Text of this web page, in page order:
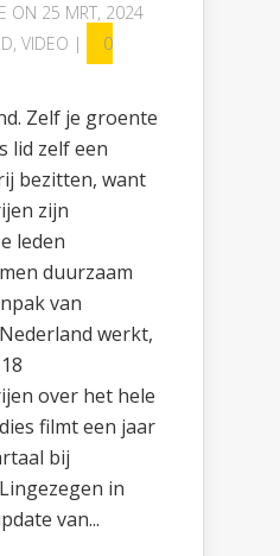
ON 25 MRT, 2024
, VIDEO |
0
Zelf je groente
lid zelf een
bezitten, want
zijn
leden
duurzaam
van
werkt,
over het hele
filmt een jaar
bij
in
van...